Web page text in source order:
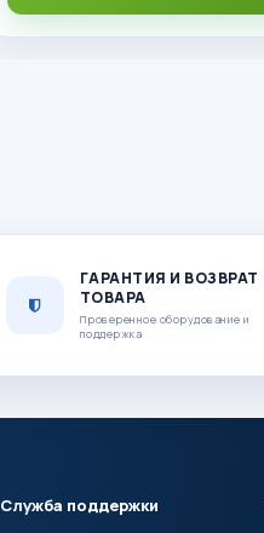
ГАРАНТИЯ И ВОЗВРАТ
ТОВАРА
Проверенное оборудование и
поддержка
Служба поддержки